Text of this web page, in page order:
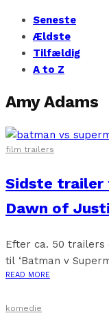
Seneste
Ældste
Tilfældig
A to Z
Amy Adams
film trailers
Sidste trailer
Dawn of
Efter ca. 50
til ‘Batman v
READ MORE
komedie